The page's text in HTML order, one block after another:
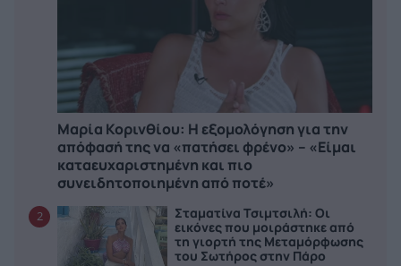
Μαρία Κορινθίου: Η εξομολόγηση για την
απόφασή της να «πατήσει φρένο» – «Είμαι
καταευχαριστημένη και πιο
συνειδητοποιημένη από ποτέ»
2
Σταματίνα Τσιμτσιλή: Οι
εικόνες που μοιράστηκε από
τη γιορτή της Μεταμόρφωσης
του Σωτήρος στην Πάρο